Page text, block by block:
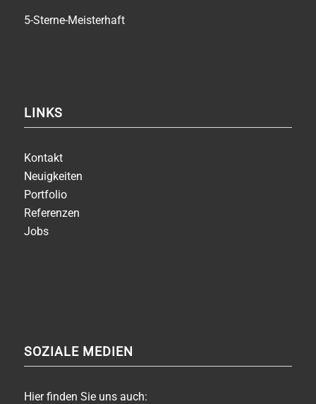
5-Sterne-Meisterhaft
LINKS
Kontakt
Neuigkeiten
Portfolio
Referenzen
Jobs
SOZIALE MEDIEN
Hier finden Sie uns auch: